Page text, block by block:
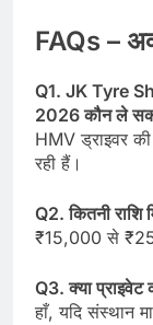
FAQs –
Q1. JK Tyre
2026 कौन ले
HMV ड्राइवर
रही हैं।
Q2. कितनी राशि
₹15,000 से
Q3. क्या
हाँ, यदि संस्थान